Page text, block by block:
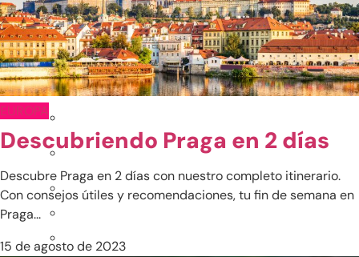
Otros destinos en Asia
India
EUROPA
Descubriendo Praga en 2 días
Descubre Praga en 2 días con nuestro completo itinerario.
Con consejos útiles y recomendaciones, tu fin de semana en
Praga...
15 de agosto de 2023